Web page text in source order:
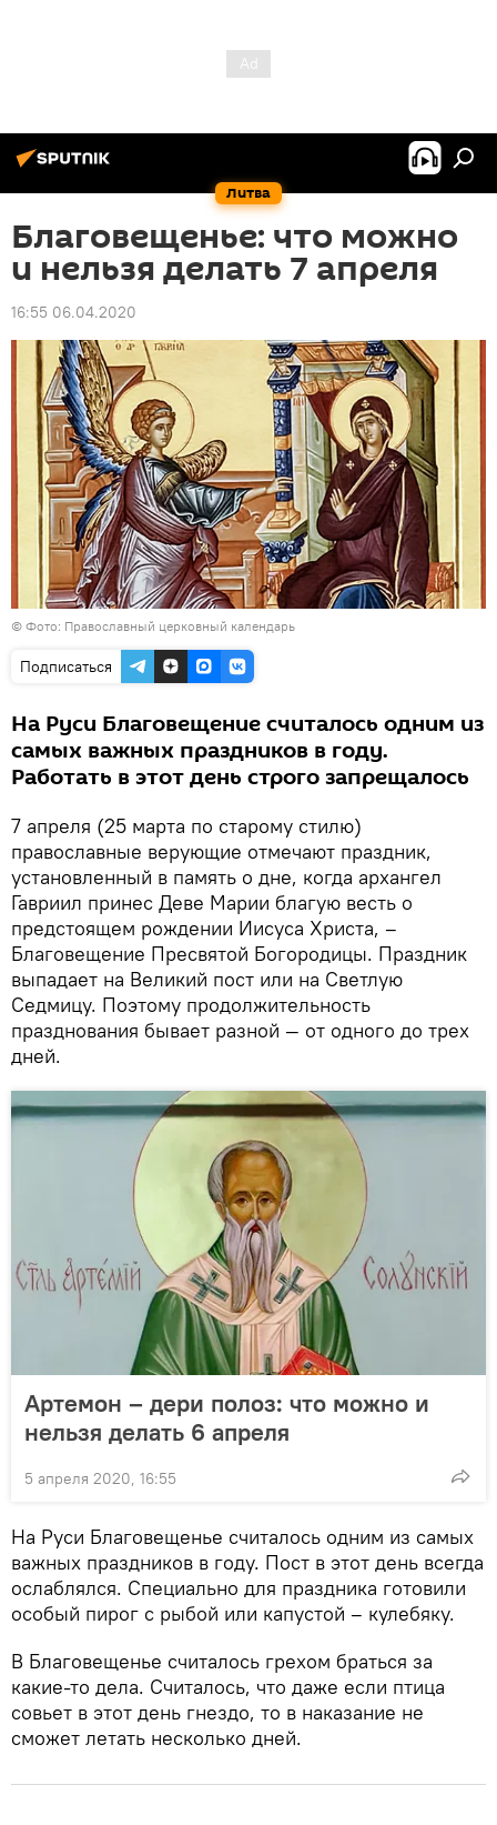
Литва
Благовещенье: что можно
и нельзя делать 7 апреля
16:55 06.04.2020
© Фото: Православный церковный календарь
Подписаться
На Руси Благовещение считалось одним из
самых важных праздников в году.
Работать в этот день строго запрещалось
7 апреля (25 марта по старому стилю)
православные верующие отмечают праздник,
установленный в память о дне, когда архангел
Гавриил принес Деве Марии благую весть о
предстоящем рождении Иисуса Христа, –
Благовещение Пресвятой Богородицы. Праздник
выпадает на Великий пост или на Светлую
Седмицу. Поэтому продолжительность
празднования бывает разной — от одного до трех
дней.
Артемон – дери полоз: что можно и
нельзя делать 6 апреля
5 апреля 2020, 16:55
На Руси Благовещенье считалось одним из самых
важных праздников в году. Пост в этот день всегда
ослаблялся. Специально для праздника готовили
особый пирог с рыбой или капустой – кулебяку.
В Благовещенье считалось грехом браться за
какие-то дела. Считалось, что даже если птица
совьет в этот день гнездо, то в наказание не
сможет летать несколько дней.